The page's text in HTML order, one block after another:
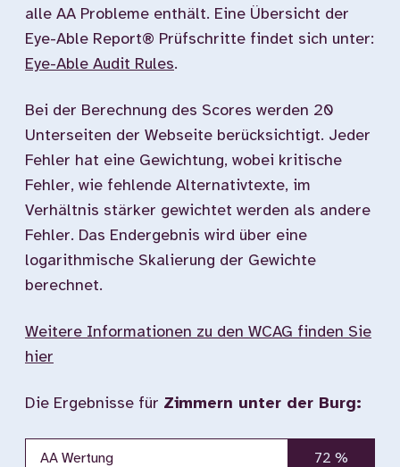
alle AA Probleme enthält. Eine Übersicht der
Eye-Able Report® Prüfschritte findet sich unter:
Eye-Able Audit Rules.
Bei der Berechnung des Scores werden 20
Unterseiten der Webseite berücksichtigt. Jeder
Fehler hat eine Gewichtung, wobei kritische
Fehler, wie fehlende Alternativtexte, im
Verhältnis stärker gewichtet werden als andere
Fehler. Das Endergebnis wird über eine
logarithmische Skalierung der Gewichte
berechnet.
Weitere Informationen zu den WCAG finden Sie
hier
Die Ergebnisse für Zimmern unter der Burg:
AA Wertung 72 %